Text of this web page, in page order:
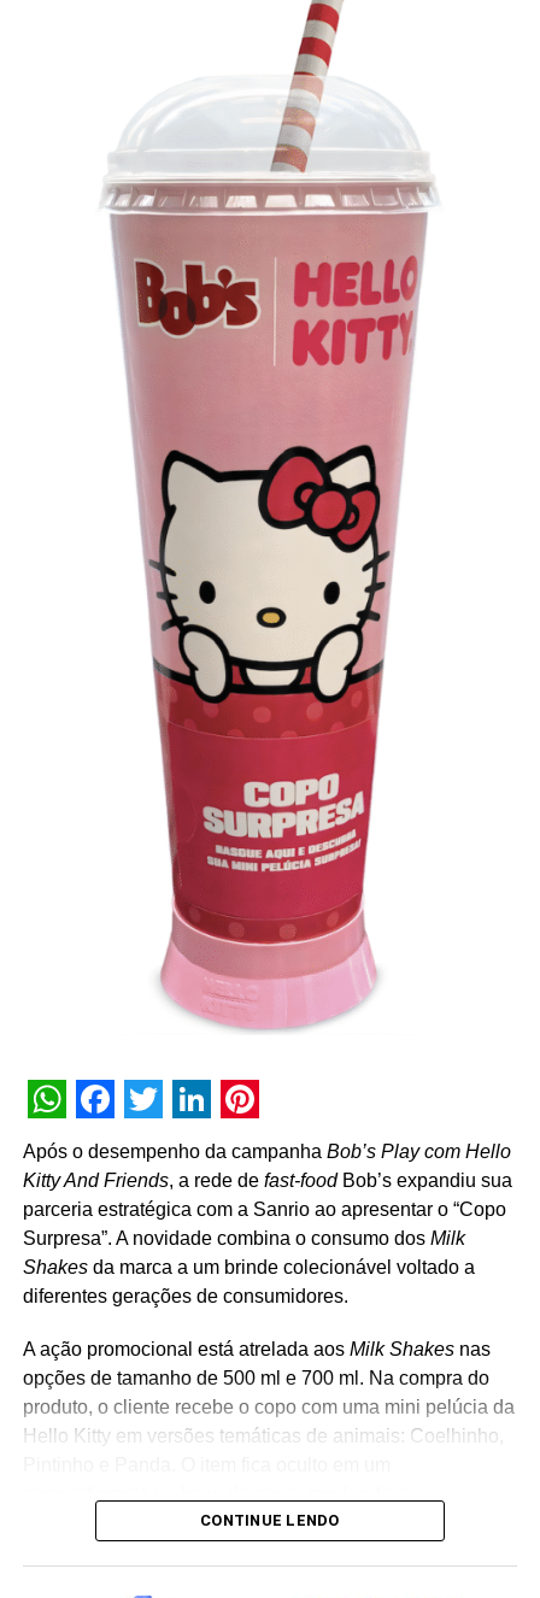
Os convites individuais já estão disponíveis para compra
no canal oficial da Ticketmaster, com lote inicial a partir
de R$ 3.950,00. As demais atualizações e atrações do
evento serão divulgadas nos canais oficiais do camarote
nos próximos meses.
WhatsApp
Facebook
Twitter
LinkedIn
Pinterest
Após o desempenho da campanha Bob’s Play com Hello
Kitty And Friends, a rede de fast-foodBob’s expandiu sua
parceria estratégica com a Sanrio ao apresentar o “Copo
Surpresa”. A novidade combina o consumo dos Milk
Shakesda marca a um brinde colecionável voltado a
diferentes gerações de consumidores.
A ação promocional está atrelada aos Milk Shakesnas
opções de tamanho de 500 ml e 700 ml. Na compra do
produto, o cliente recebe o copo com uma mini pelúcia da
Hello Kitty em versões temáticas de animais: Coelhinho,
personagem surpresa apenas no momento da abertura
CONTINUE LENDO